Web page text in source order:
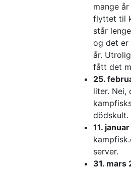
mange
flyttet til
står
og det er
år.
fått det
25.
liter. Nei,
dödskult.
11.
server.
31. mars